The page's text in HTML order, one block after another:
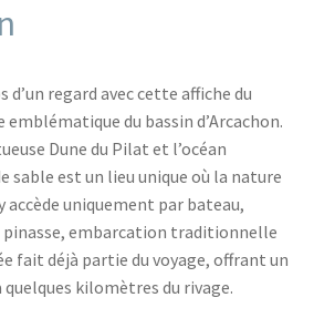
d’un regard avec cette affiche du
emblématique du bassin d’Arcachon.
Dune du Pilat et l’océan
sable est un lieu unique où la nature
accède uniquement par bateau,
pinasse, embarcation traditionnelle
fait déjà partie du voyage, offrant un
kilomètres du rivage.